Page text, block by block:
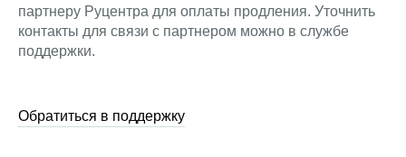
партнеру Руцентра для оплаты продления. Уточнить
контакты для связи с партнером можно в службе
поддержки.
Обратиться в поддержку